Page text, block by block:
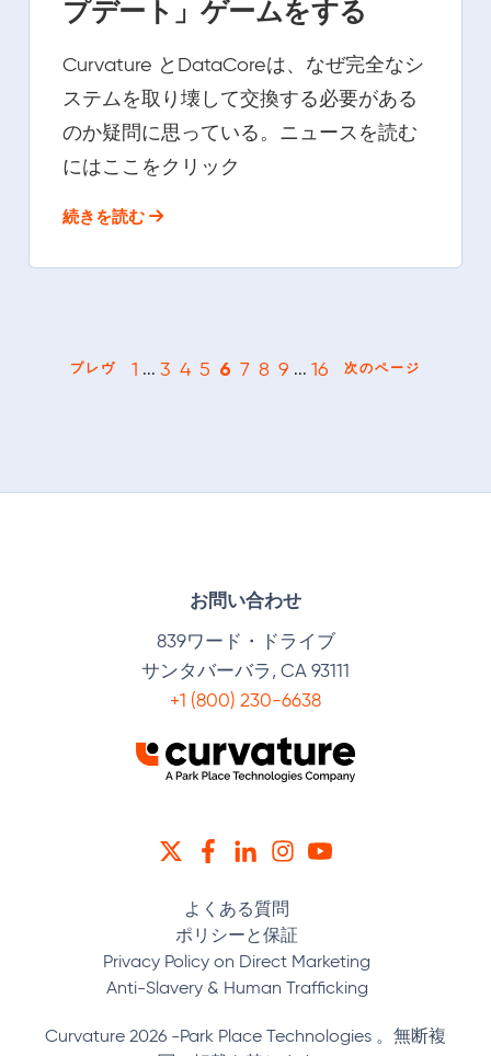
プデート」ゲームをする
Curvature とDataCoreは、なぜ完全なシ
ステムを取り壊して交換する必要がある
のか疑問に思っている。ニュースを読む
にはここをクリック
続きを読む
プレヴ 1 ... 3 4 5 6 7 8 9 ... 16 次のページ
お問い合わせ
839ワード・ドライブ
サンタバーバラ, CA 93111
+1 (800) 230-6638
ツイッター
フェイスブック
リンクトイン
インスタグラム
YOUTUBE
よくある質問
ポリシーと保証
Privacy Policy on Direct Marketing
Anti-Slavery & Human Trafficking
Curvature 2026 -Park Place Technologies 。無断複